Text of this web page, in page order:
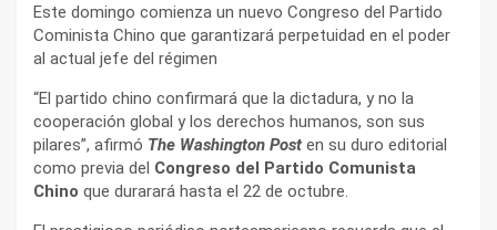
Este domingo comienza un nuevo Congreso del Partido
Cominista Chino que garantizará perpetuidad en el poder
al actual jefe del régimen
“El partido chino confirmará que la dictadura, y no la
cooperación global y los derechos humanos, son sus
pilares”, afirmó The Washington Post en su duro editorial
como previa del Congreso del Partido Comunista
Chino que durarará hasta el 22 de octubre.